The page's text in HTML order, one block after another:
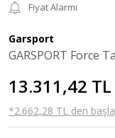
Fiyat Alarmı
Garsport
GARSPORT Force
13.311,42 TL
*2.662,28 TL den